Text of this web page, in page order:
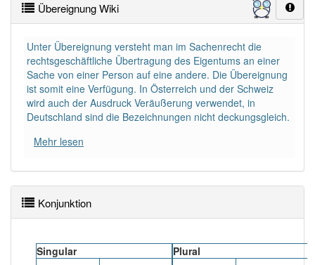
×
Wörter, die mit "-ung" enden, haben fast immer
Artikel:
DER: 127Ausnahmen
Beispiele
DIE:11 043
DAS:
Häufigkeit: 4 von 10
Wörter mit Endung-Übereignung: 2
Übereignung Wiki
Unter Übereignung versteht man im Sachenrecht die
rechtsgeschäftliche Übertragung des Eigentums an einer
Sache von einer Person auf eine andere. Die Übereignung
ist somit eine Verfügung. In Österreich und der Schweiz
wird auch der Ausdruck Veräußerung verwendet, in
Deutschland sind die Bezeichnungen nicht deckungsgleich.
Mehr lesen
Konjunktion
Singular Plural